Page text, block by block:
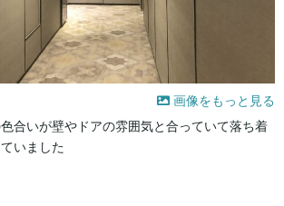
画像をもっと見る
合いが壁やドアの雰囲気と合っていて落ち着
いました